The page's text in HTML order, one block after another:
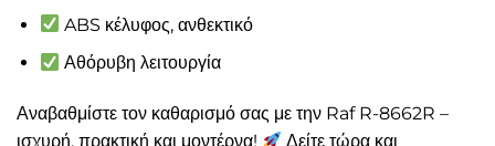
ABS κέλυφος, ανθεκτικό
Αθόρυβη λειτουργία
Αναβαθμίστε τον καθαρισμό σας με την Raf R-8662R –
ισχυρή, πρακτική και μοντέρνα!
Δείτε τώρα και